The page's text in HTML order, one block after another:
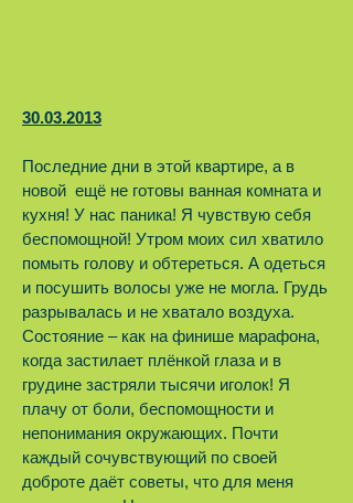
30.03.2013
Последние дни в этой квартире, а в
новой ещё не готовы ванная комната и
кухня! У нас паника! Я чувствую себя
беспомощной! Утром моих сил хватило
помыть голову и обтереться. А одеться
и посушить волосы уже не могла. Грудь
разрывалась и не хватало воздуха.
Состояние – как на финише марафона,
когда застилает плёнкой глаза и в
грудине застряли тысячи иголок! Я
плачу от боли, беспомощности и
непонимания окружающих. Почти
каждый сочувствующий по своей
доброте даёт советы, что для меня